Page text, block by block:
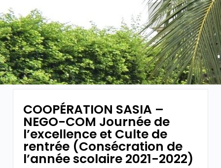
COOPÉRATION SASIA –
NEGO-COM Journée de
l’excellence et Culte de
rentrée (Consécration de
l’année scolaire 2021-2022)